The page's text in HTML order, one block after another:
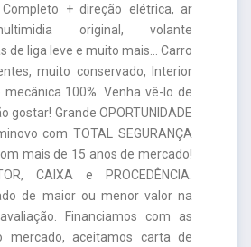
+ direção elétrica, ar
original, volante
de liga leve e muito mais... Carro
muito conservado, Interior
100%. Venha vê-lo de
gostar! Grande OPORTUNIDADE
com TOTAL SEGURANÇA
mais de 15 anos de mercado!
CAIXA e PROCEDÊNCIA.
de maior ou menor valor na
Financiamos com as
mercado, aceitamos carta de